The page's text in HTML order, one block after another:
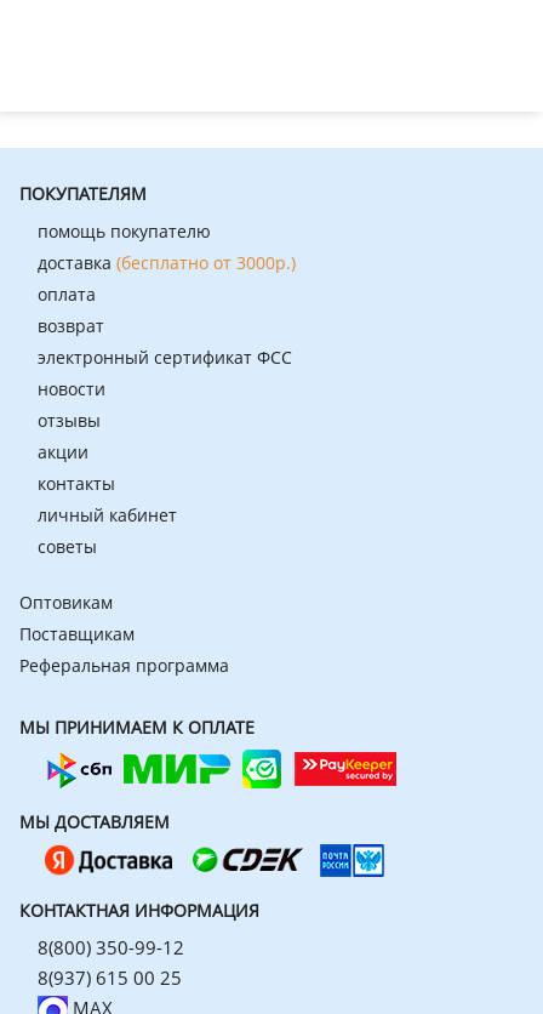
ПОКУПАТЕЛЯМ
помощь покупателю
доставка (бесплатно от 3000р.)
оплата
возврат
электронный сертификат ФСС
новости
отзывы
акции
контакты
личный кабинет
советы
Оптовикам
Поставщикам
Реферальная программа
МЫ ПРИНИМАЕМ К ОПЛАТЕ
МЫ ДОСТАВЛЯЕМ
КОНТАКТНАЯ ИНФОРМАЦИЯ
8(800) 350-99-12
8(937) 615 00 25
MAX